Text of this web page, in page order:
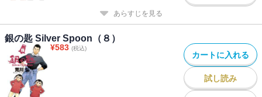
あらすじを見る
銀の匙 Silver Spoon（８）
¥583 (税込)
カートに入れる
試し読み